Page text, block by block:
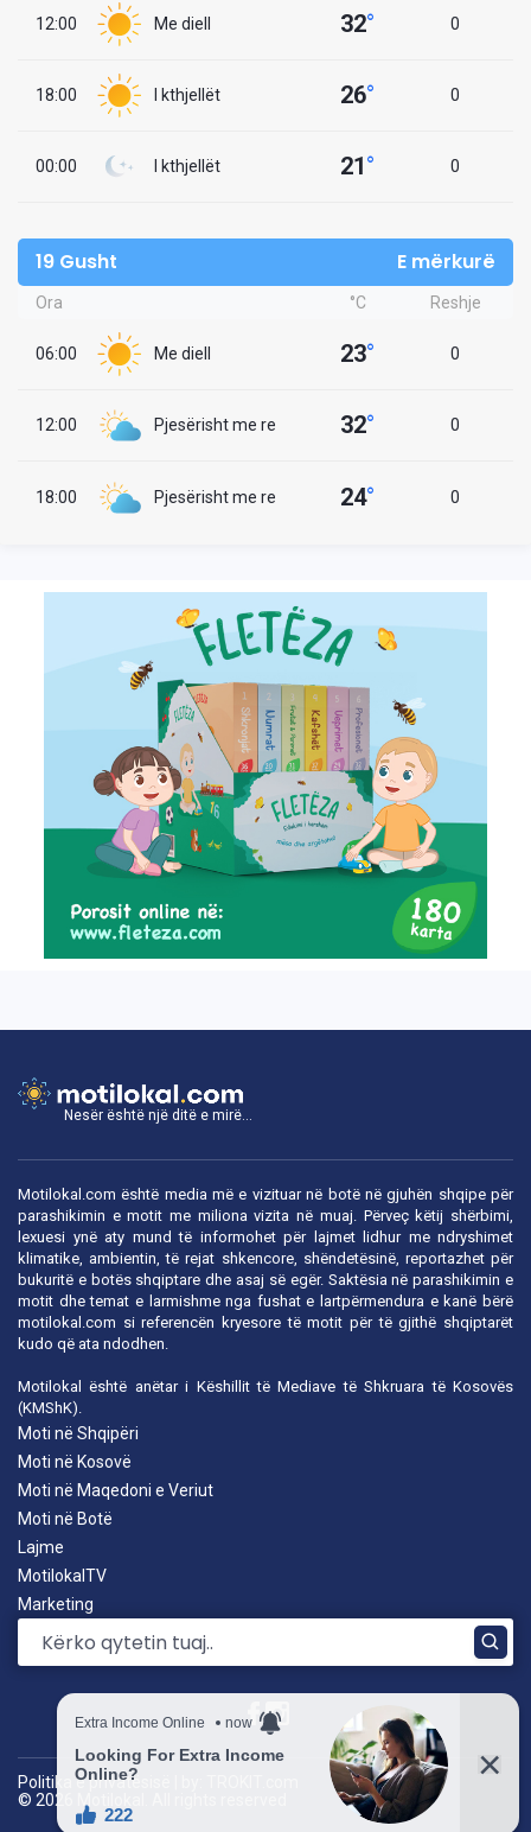
12:00 Me diell 32° 0
18:00 I kthjellët 26° 0
00:00 I kthjellët 21° 0
19 Gusht E mërkurë
Ora °C Reshje
06:00 Me diell 23° 0
12:00 Pjesërisht me re 32° 0
18:00 Pjesërisht me re 24° 0
Nesër është një ditë e mirë...
Motilokal.com është media më e vizituar në botë në gjuhën shqipe për
parashikimin e motit me miliona vizita në muaj. Përveç këtij shërbimi,
lexuesi ynë aty mund të informohet për lajmet lidhur me ndryshimet
klimatike, ambientin, të rejat shkencore, shëndetësinë, reportazhet për
bukuritë e botës shqiptare dhe asaj së egër. Saktësia në parashikimin e
motit dhe temat e larmishme nga fushat e lartpërmendura e kanë bërë
motilokal.com si referencën kryesore të motit për të gjithë shqiptarët
kudo që ata ndodhen.
Motilokal është anëtar i Këshillit të Mediave të Shkruara të Kosovës
(KMShK).
Moti në Shqipëri
Moti në Kosovë
Moti në Maqedoni e Veriut
Moti në Botë
Lajme
MotilokalTV
Marketing
© 2026 Motilokal. All rights reserved
Politika e privatësisë